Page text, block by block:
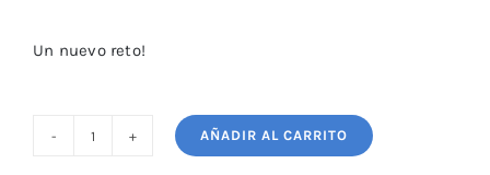
Un nuevo reto!
AÑADIR AL CARRITO